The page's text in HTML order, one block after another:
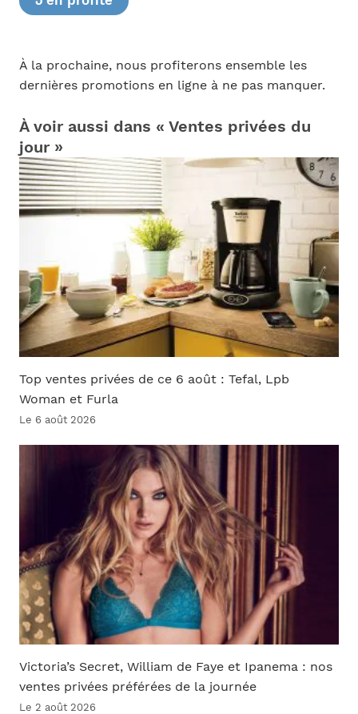
À la prochaine, nous profiterons ensemble les
dernières promotions en ligne à ne pas manquer.
À voir aussi dans « Ventes privées du
jour »
Top ventes privées de ce 6 août : Tefal, Lpb
Woman et Furla
Le 6 août 2026
Victoria’s Secret, William de Faye et Ipanema : nos
ventes privées préférées de la journée
Le 2 août 2026